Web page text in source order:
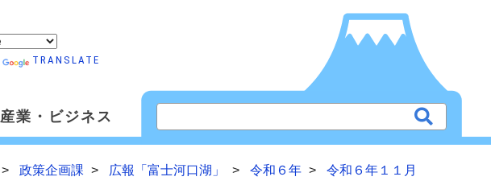
TRANSLATE
産業・ビジネス
政策企画課 広報「富士河口湖」 令和６年 令和６年１１月